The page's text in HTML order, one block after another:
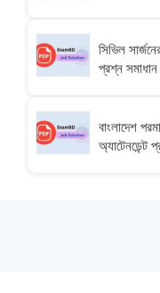
সিভিল
প্রশ্ন
বাংলাদেশ
অ্যাটেনডেন্ট